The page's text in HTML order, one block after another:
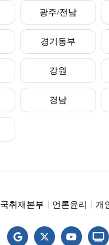
광주/전남
경기동부
강원
경남
취재본부 언론윤리 개